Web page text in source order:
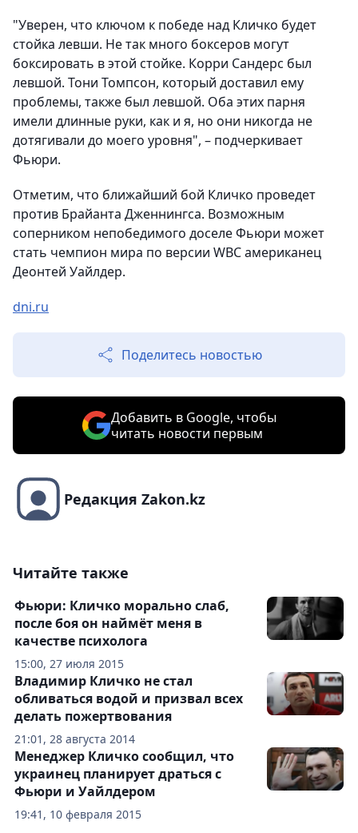
"Уверен, что ключом к победе над Кличко будет
стойка левши. Не так много боксеров могут
боксировать в этой стойке. Корри Сандерс был
левшой. Тони Томпсон, который доставил ему
проблемы, также был левшой. Оба этих парня
имели длинные руки, как и я, но они никогда не
дотягивали до моего уровня", – подчеркивает
Фьюри.
Отметим, что ближайший бой Кличко проведет
против Брайанта Дженнингса. Возможным
соперником непобедимого доселе Фьюри может
стать чемпион мира по версии WBC американец
Деонтей Уайлдер.
dni.ru
Поделитесь новостью
Добавить в Google, чтобы
читать новости первым
Редакция Zakon.kz
Читайте также
15:00, 27 июля 2015
Фьюри: Кличко морально слаб,
после боя он наймёт меня в
качестве психолога
21:01, 28 августа 2014
Владимир Кличко не стал
обливаться водой и призвал всех
делать пожертвования
19:41, 10 февраля 2015
Менеджер Кличко сообщил, что
украинец планирует драться с
Фьюри и Уайлдером